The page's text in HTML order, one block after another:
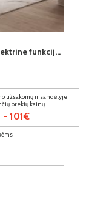
GIOVANNI-S (I gr.) minkštas kampas su elektrine funkcija (Aphrodite-21) D
užsakomų ir sandėlyje
prekių kainų
- 101€